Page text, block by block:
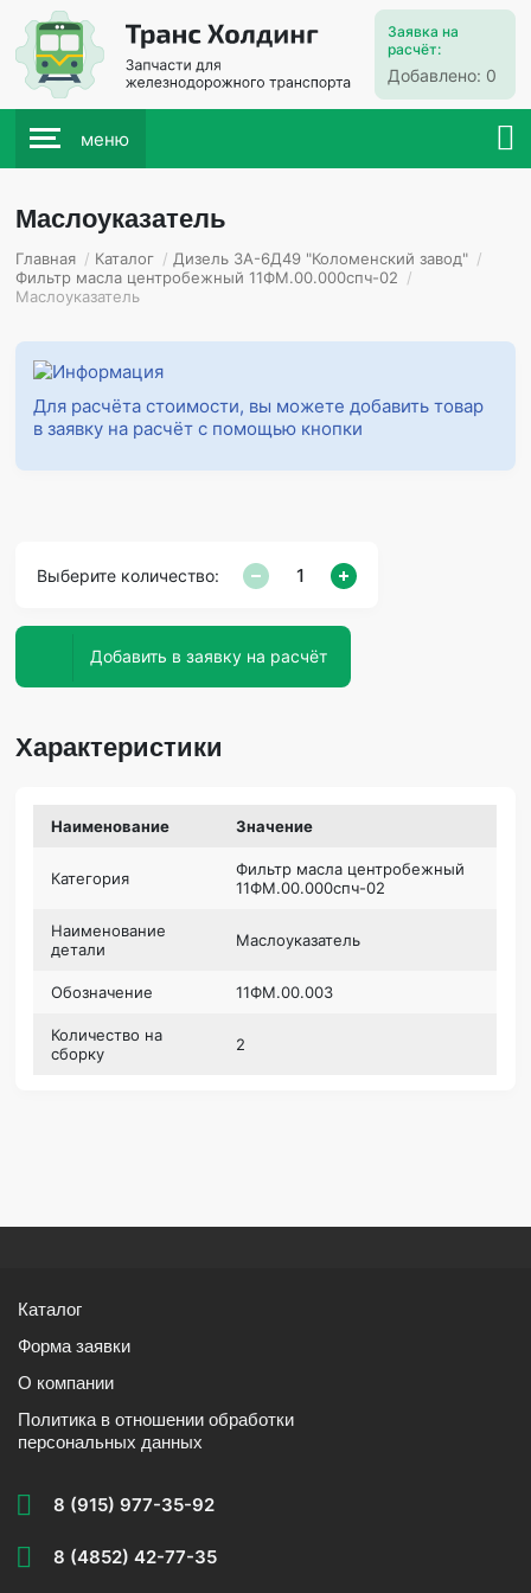
Заявка на
расчёт:
Добавлено: 0
меню
Маслоуказатель
Главная / Каталог / Дизель 3А-6Д49 "Коломенский завод" /
Фильтр масла центробежный 11ФМ.00.000спч-02 /
Маслоуказатель
Для расчёта стоимости, вы можете добавить товар
в заявку на расчёт с помощью кнопки
Выберите количество:
Добавить в заявку на расчёт
Характеристики
Наименование Значение
Категория
Фильтр масла центробежный
11ФМ.00.000спч-02
Наименование
детали
Маслоуказатель
Обозначение 11ФМ.00.003
Количество на
сборку
2
Каталог
Форма заявки
О компании
Политика в отношении обработки
персональных данных
8 (915) 977-35-92
8 (4852) 42-77-35